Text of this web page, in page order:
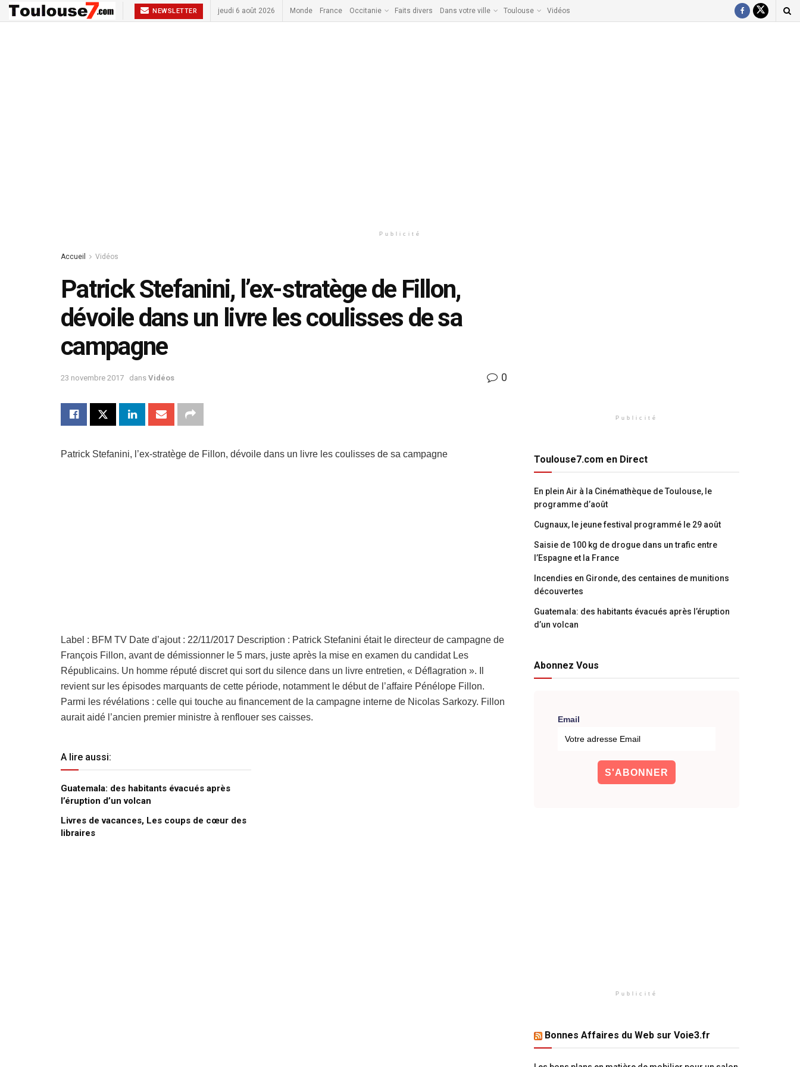
NEWSLETTER jeudi 6 août 2026 Monde France Occitanie Faits divers Dans votre ville Toulouse Vidéos
Publicité
Accueil Vidéos
Patrick Stefanini, l’ex-stratège de Fillon,
dévoile dans un livre les coulisses de sa
campagne
23 novembre 2017 dans Vidéos 0
Patrick Stefanini, l’ex-stratège de Fillon, dévoile dans un livre les coulisses de sa campagne
Label : BFM TV Date d’ajout : 22/11/2017 Description : Patrick Stefanini était le directeur de campagne de
François Fillon, avant de démissionner le 5 mars, juste après la mise en examen du candidat Les
Républicains. Un homme réputé discret qui sort du silence dans un livre entretien, « Déflagration ». Il
revient sur les épisodes marquants de cette période, notamment le début de l’affaire Pénélope Fillon.
Parmi les révélations : celle qui touche au financement de la campagne interne de Nicolas Sarkozy. Fillon
aurait aidé l’ancien premier ministre à renflouer ses caisses.
A lire aussi:
Guatemala: des habitants évacués après
l’éruption d’un volcan
Livres de vacances, Les coups de cœur des
libraires
Publicité
Toulouse7.com en Direct
En plein Air à la Cinémathèque de Toulouse, le
programme d’août
Cugnaux, le jeune festival programmé le 29 août
Saisie de 100 kg de drogue dans un trafic entre
l’Espagne et la France
Incendies en Gironde, des centaines de munitions
découvertes
Guatemala: des habitants évacués après l’éruption
d’un volcan
Abonnez Vous
Email
Publicité
Bonnes Affaires du Web sur Voie3.fr